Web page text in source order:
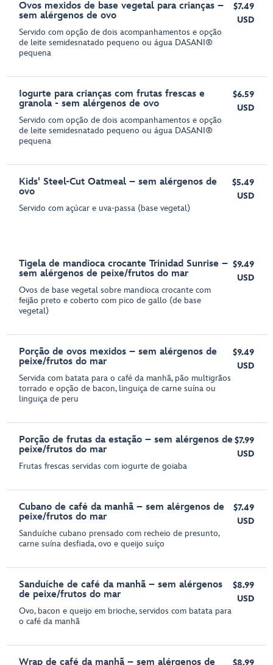
Ovos mexidos de base vegetal para crianças –
sem alérgenos de ovo
Servido com opção de dois acompanhamentos e opção
de leite semidesnatado pequeno ou água DASANI®
pequena
$7.49
USD
Iogurte para crianças com frutas frescas e
granola - sem alérgenos de ovo
Servido com opção de dois acompanhamentos e opção
de leite semidesnatado pequeno ou água DASANI®
pequena
$6.59
USD
Kids' Steel-Cut Oatmeal – sem alérgenos de
ovo
Servido com açúcar e uva-passa (base vegetal)
$5.49
USD
Tigela de mandioca crocante Trinidad Sunrise –
sem alérgenos de peixe/frutos do mar
Ovos de base vegetal sobre mandioca crocante com
feijão preto e coberto com pico de gallo (de base
vegetal)
$9.49
USD
Porção de ovos mexidos – sem alérgenos de
peixe/frutos do mar
Servida com batata para o café da manhã, pão multigrãos
torrado e opção de bacon, linguiça de carne suína ou
linguiça de peru
$9.49
USD
Porção de frutas da estação – sem alérgenos de
peixe/frutos do mar
Frutas frescas servidas com iogurte de goiaba
$7.99
USD
Cubano de café da manhã – sem alérgenos de
peixe/frutos do mar
Sanduíche cubano prensado com recheio de presunto,
carne suína desfiada, ovo e queijo suíço
$7.49
USD
Sanduíche de café da manhã – sem alérgenos
de peixe/frutos do mar
Ovo, bacon e queijo em brioche, servidos com batata para
o café da manhã
$8.99
USD
Wrap de café da manhã – sem alérgenos de